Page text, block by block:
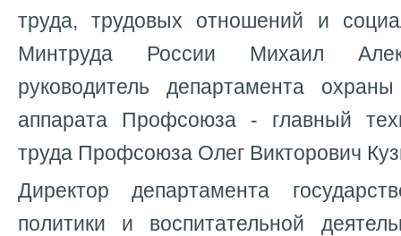
труда, трудовых отношений и
Минтруда России Михаил
руководитель департамента
аппарата Профсоюза - главный
труда Профсоюза Олег Викторович
Директор департамента
политики и воспитательной